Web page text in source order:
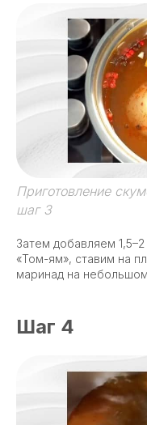
Приготовление
шаг 3
Затем добавляем
«Том-ям», ставим на
маринад на
Шаг 4